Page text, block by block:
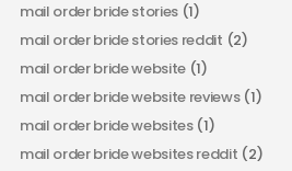
mail order bride stories (1)
mail order bride stories reddit (2)
mail order bride website (1)
mail order bride website reviews(1)
mail order bride websites(1)
mail order bride websites reddit (2)